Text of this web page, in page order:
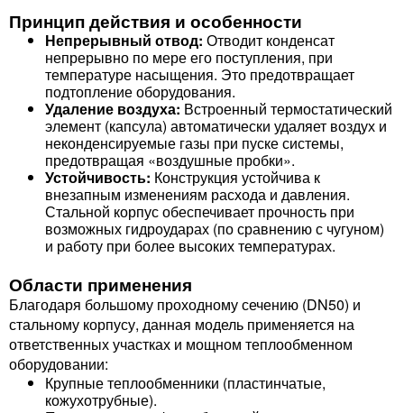
Принцип действия и особенности
Непрерывный отвод: Отводит конденсат
непрерывно по мере его поступления, при
температуре насыщения. Это предотвращает
подтопление оборудования.
Удаление воздуха: Встроенный термостатический
элемент (капсула) автоматически удаляет воздух и
неконденсируемые газы при пуске системы,
предотвращая «воздушные пробки».
Устойчивость: Конструкция устойчива к
внезапным изменениям расхода и давления.
Стальной корпус обеспечивает прочность при
возможных гидроударах (по сравнению с чугуном)
и работу при более высоких температурах.
Области применения
Благодаря большому проходному сечению (DN50) и
стальному корпусу, данная модель применяется на
ответственных участках и мощном теплообменном
оборудовании:
Крупные теплообменники (пластинчатые,
кожухотрубные).